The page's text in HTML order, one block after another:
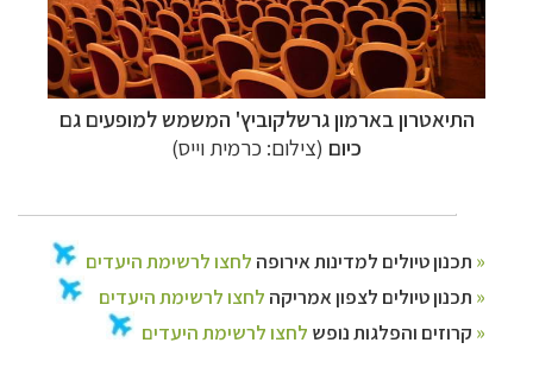
התיאטרון בארמון גרשלקוביץ' המשמש למופעים גם
כיום (צילום: כרמית וייס)